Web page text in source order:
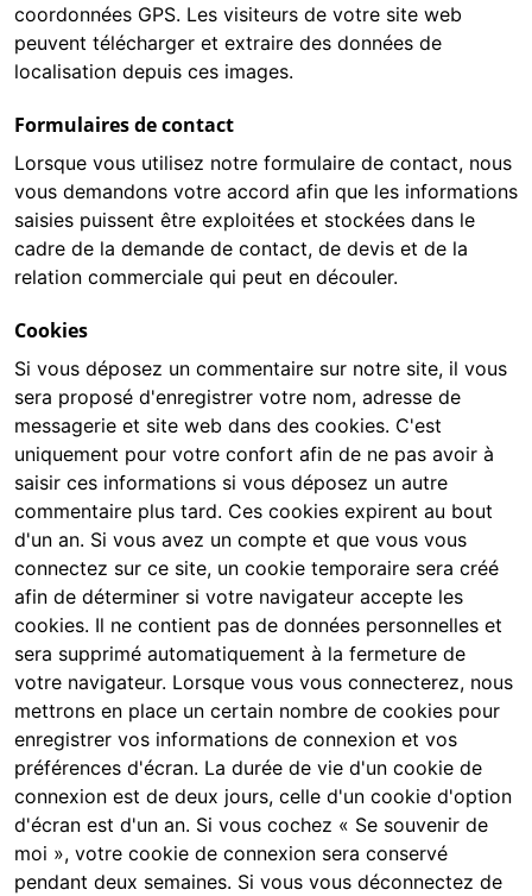
coordonnées GPS. Les visiteurs de votre site web
peuvent télécharger et extraire des données de
localisation depuis ces images.
Formulaires de contact
Lorsque vous utilisez notre formulaire de contact, nous
vous demandons votre accord afin que les informations
saisies puissent être exploitées et stockées dans le
cadre de la demande de contact, de devis et de la
relation commerciale qui peut en découler.
Cookies
Si vous déposez un commentaire sur notre site, il vous
sera proposé d'enregistrer votre nom, adresse de
messagerie et site web dans des cookies. C'est
uniquement pour votre confort afin de ne pas avoir à
saisir ces informations si vous déposez un autre
commentaire plus tard. Ces cookies expirent au bout
d'un an. Si vous avez un compte et que vous vous
connectez sur ce site, un cookie temporaire sera créé
afin de déterminer si votre navigateur accepte les
cookies. Il ne contient pas de données personnelles et
sera supprimé automatiquement à la fermeture de
votre navigateur. Lorsque vous vous connecterez, nous
mettrons en place un certain nombre de cookies pour
enregistrer vos informations de connexion et vos
préférences d'écran. La durée de vie d'un cookie de
connexion est de deux jours, celle d'un cookie d'option
d'écran est d'un an. Si vous cochez « Se souvenir de
moi », votre cookie de connexion sera conservé
pendant deux semaines. Si vous vous déconnectez de